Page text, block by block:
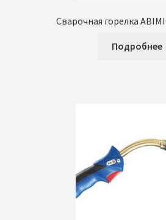
Сварочная горелка
Подробнее